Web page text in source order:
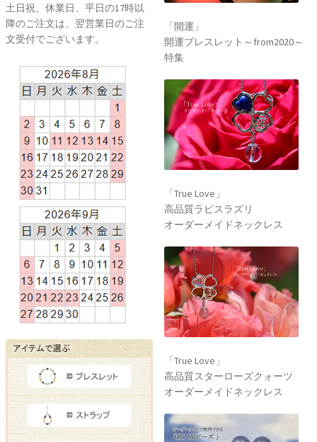
土日祝、休業日、平日の17時以
降のご注文は、翌営業日のご注
文受付でございます。
「開運」
開運ブレスレット～from2020～
特集
「True Love」
高品質ラピスラズリ
オーダーメイドネックレス
「True Love」
高品質スターローズクォーツ
オーダーメイドネックレス